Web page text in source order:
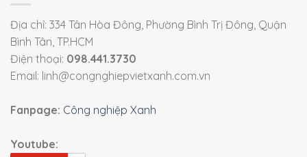
Địa chỉ: 334 Tân Hòa Đông, Phường Bình Trị Đông, Quận
Bình Tân, TP.HCM
Điện thoại: 098.441.3730
Email: linh@congnghiepvietxanh.com.vn
Fanpage: Công nghiệp Xanh
Youtube: